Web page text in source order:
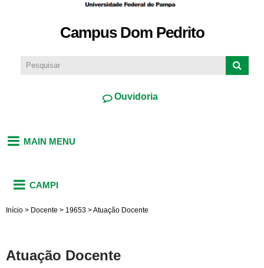
Campus Dom Pedrito
Ouvidoria
MAIN MENU
CAMPI
Início > Docente > 19653 >Atuação Docente
Atuação Docente